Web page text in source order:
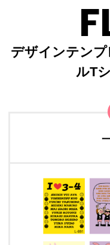
デザインテン
ルT